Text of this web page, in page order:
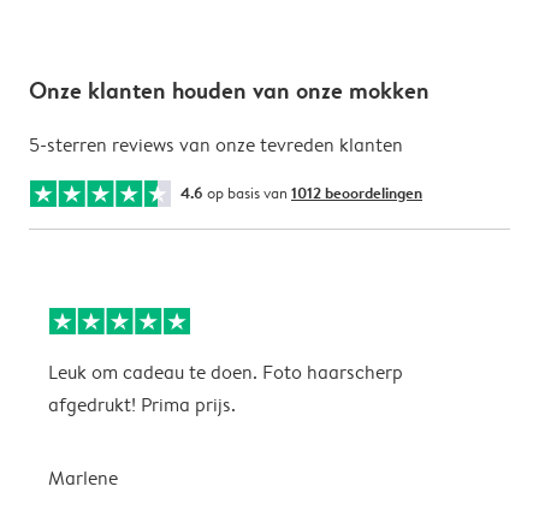
Onze klanten houden van onze mokken
5-sterren reviews van onze tevreden klanten
4.6 op basis van 1012 beoordelingen
Leuk om cadeau te doen. Foto haarscherp
afgedrukt! Prima prijs.
Marlene